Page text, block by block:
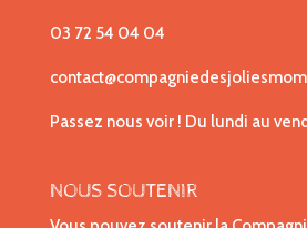
03 72 54 04 04
Passez nous voir ! Du lundi au
NOUS SOUTENIR